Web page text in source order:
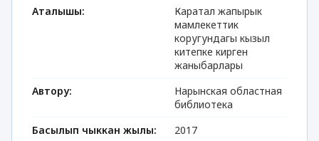
Аталышы:
Каратал жапырык
мамлекеттик
коругундагы кызыл
китепке кирген
жаныбарлары
Автору:
Нарынская областная
библиотека
Басылып чыккан жылы:
2017